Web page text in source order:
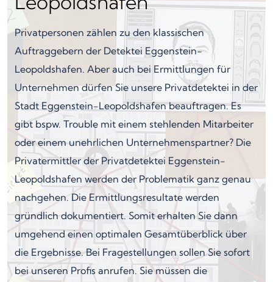
Privatpersonen zählen zu den klassischen
Auftraggebern der Detektei Eggenstein-
Leopoldshafen. Aber auch bei Ermittlungen für
Unternehmen dürfen Sie unsere Privatdetektei in der
Stadt Eggenstein-Leopoldshafen beauftragen. Es
gibt bspw. Trouble mit einem stehlenden Mitarbeiter
oder einem unehrlichen Unternehmenspartner? Die
Privatermittler der Privatdetektei Eggenstein-
Leopoldshafen werden der Problematik ganz genau
nachgehen. Die Ermittlungsresultate werden
gründlich dokumentiert. Somit erhalten Sie dann
umgehend einen optimalen Gesamtüberblick über
die Ergebnisse. Bei Fragestellungen sollen Sie sofort
bei unseren Profis anrufen. Sie müssen die